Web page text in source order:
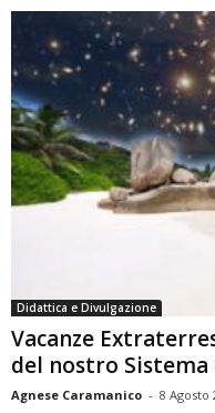
Didattica e Divulgazione
Vacanze
del nostro Sistema
Agnese Caramanico - 8 Agosto